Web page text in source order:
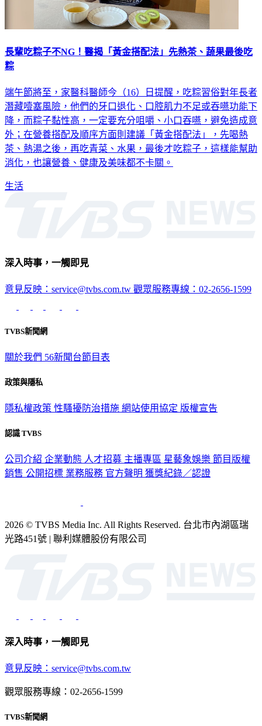
長輩吃粽子不NG！醫揭「黃金搭配法」先熱茶、蔬果最後吃
粽
端午節將至，家醫科醫師今（16）日提醒，吃粽習俗對年長者
潛藏噎塞風險，他們的牙口退化、口腔肌力不足或吞嚥功能下
降，而粽子黏性高，一定要充分咀嚼、小口吞嚥，避免造成意
外；在營養搭配及順序方面則建議「黃金搭配法」，先喝熱
茶、熱湯之後，再吃青菜、水果，最後才吃粽子，這樣能幫助
消化，也讓營養、健康及美味都不卡關。
生活
深入時事，一觸即見
意見反映：service@tvbs.com.tw 觀眾服務專線：02-2656-1599
TVBS新聞網
關於我們 56新聞台節目表
政策與隱私
隱私權政策 性騷擾防治措施 網站使用協定 版權宣告
認識 TVBS
公司介紹 企業動態 人才招募 主播專區 星藝象娛樂 節目版權
銷售 公開招標 業務服務 官方聲明 獲獎紀錄／認證
2026 © TVBS Media Inc. All Rights Reserved. 台北市內湖區瑞
光路451號 | 聯利媒體股份有限公司
深入時事，一觸即見
意見反映：service@tvbs.com.tw
觀眾服務專線：02-2656-1599
TVBS新聞網